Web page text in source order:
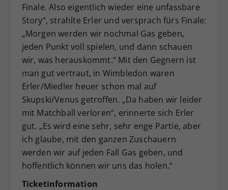
Finale. Also eigentlich wieder eine unfassbare
Story“, strahlte Erler und versprach fürs Finale:
„Morgen werden wir nochmal Gas geben,
jeden Punkt voll spielen, und dann schauen
wir, was herauskommt.“ Mit den Gegnern ist
man gut vertraut, in Wimbledon waren
Erler/Miedler heuer schon mal auf
Skupski/Venus getroffen. „Da haben wir leider
mit Matchball verloren“, erinnerte sich Erler
gut. „Es wird eine sehr, sehr enge Partie, aber
ich glaube, mit den ganzen Zuschauern
werden wir auf jeden Fall Gas geben, und
hoffentlich können wir uns das holen.“
Ticketinformation